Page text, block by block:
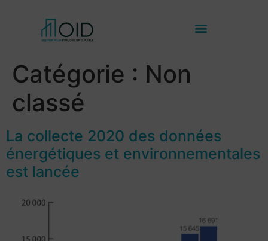
Catégorie : Non
classé
La collecte 2020 des données
énergétiques et environnementales
est lancée